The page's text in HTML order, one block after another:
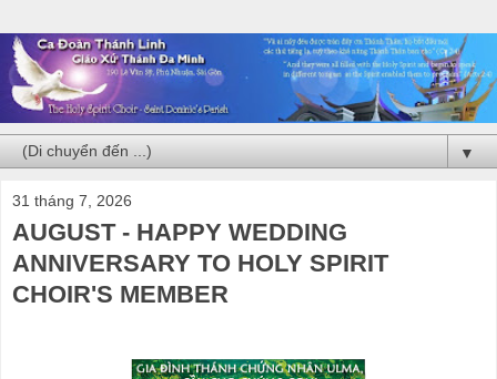
▼
31 tháng 7, 2026
AUGUST - HAPPY WEDDING
ANNIVERSARY TO HOLY SPIRIT
CHOIR'S MEMBER